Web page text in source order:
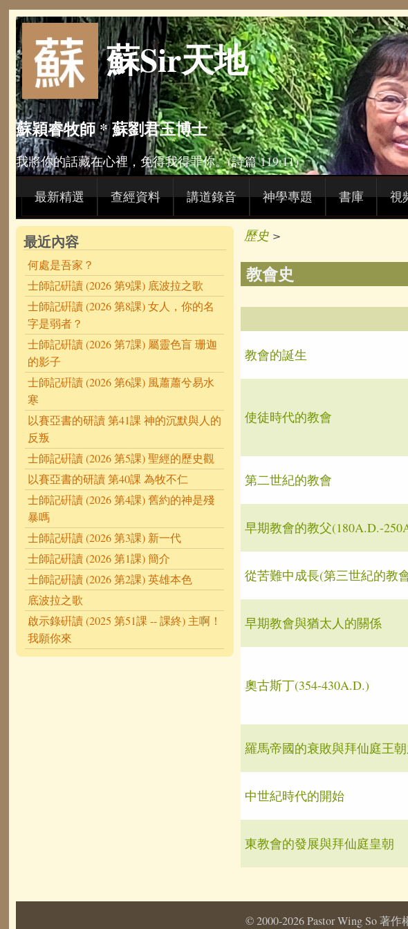
Skip to main content
蘇Sir天地
蘇穎睿牧師 * 蘇劉君玉博士
我將你的話藏在心裡，免得我得罪你。(詩篇 119:11)
最新精選 查經資料 講道錄音 神學專題 書庫 視
歷史>
教會史
教會的誕生
使徒時代的教會
第二世紀的教會
早期教會的教父(180A.D.-
從苦難中成長(第三世紀的教
早期教會與猶太人的關係
奧古斯丁(354-430A.D.)
羅馬帝國的衰敗與拜仙庭王
中世紀時代的開始
東教會的發展與拜仙庭皇朝
最近內容
何處是吾家？
士師記硏讀 (2026 第9課) 底波拉之歌
士師記硏讀 (2026 第8課) 女人，你的名
字是弱者？
士師記硏讀 (2026 第7課) 屬靈色盲 珊迦
的影子
士師記硏讀 (2026 第6課) 風蕭蕭兮易水
寒
以賽亞書的研讀 第41課 神的沉默與人的
反叛
士師記硏讀 (2026 第5課) 聖經的歷史觀
以賽亞書的研讀 第40課 為牧不仁
士師記硏讀 (2026 第4課) 舊約的神是殘
暴嗎
士師記硏讀 (2026 第3課) 新一代
士師記硏讀 (2026 第1課) 簡介
士師記硏讀 (2026 第2課) 英雄本色
底波拉之歌
啟示錄硏讀 (2025 第51課 -- 課終) 主啊！
我願你來
© 2000-2026 Pastor Wing So 著